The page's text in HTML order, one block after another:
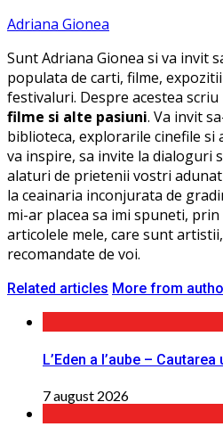
Adriana Gionea
Sunt Adriana Gionea si va invit
populata de carti, filme,
festivaluri. Despre acestea
filme si alte pasiuni. Va invit
biblioteca, explorarile cinefile
va inspire, sa invite la dialoguri
alaturi de prietenii vostri
la ceainaria inconjurata de
mi-ar placea sa imi spuneti,
articolele mele, care sunt
recomandate de voi.
Related articles More from
L’Eden a I’aube –
7 august 2026